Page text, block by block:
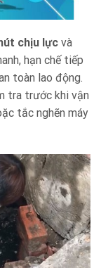
chịu lực và
hạn chế tiếp
toàn lao động.
tra trước khi vận
tắc nghẽn máy